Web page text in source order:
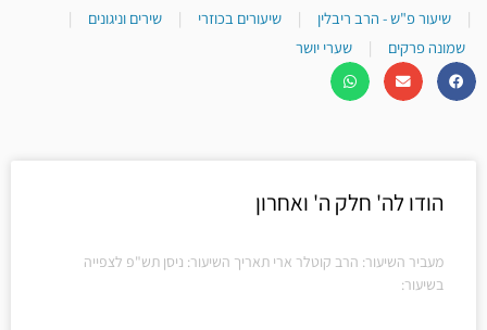
|
שיעור פ"ש - הרב ריבלין | שיעורים בכוזרי | שירים וניגונים
|
שמונה פרקים
| שערי יושר
הודו לה' חלק ה' ואחרון
מעביר השיעור: הרב קוטלר ארי תאריך השיעור: ניסן תש"פ לצפייה
בשיעור: